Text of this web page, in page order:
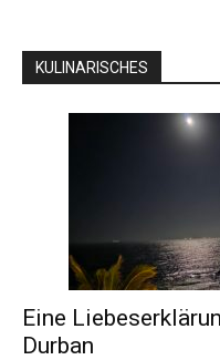
KULINARISCHES
Eine
Durban